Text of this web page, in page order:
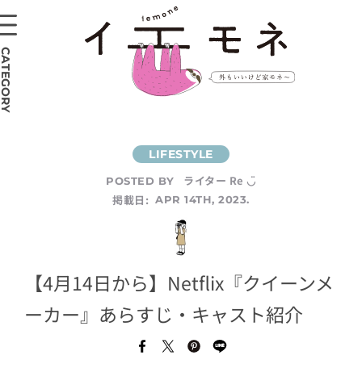
POSTED BY
ライター Re ◡̈
掲載日: APR 14TH, 2023.
【4月14日から】Netflix『クイーンメ
ーカー』あらすじ・キャスト紹介